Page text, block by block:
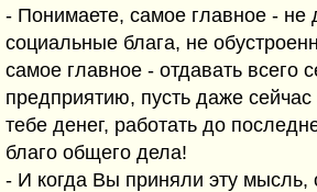
- Понимаете, самое главное - не
социальные блага, не
самое главное - отдавать всего
предприятию, пусть даже сейчас
тебе денег, работать до
благо общего дела!
- И когда Вы приняли эту мысль,